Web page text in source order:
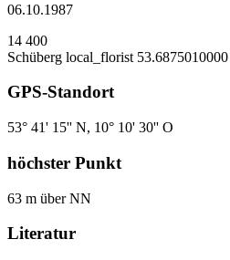
06.10.1987
14 400
Schüberg local_florist 53.6875010000
GPS-Standort
53° 41' 15'' N, 10° 10' 30'' O
höchster Punkt
63 m über NN
Literatur